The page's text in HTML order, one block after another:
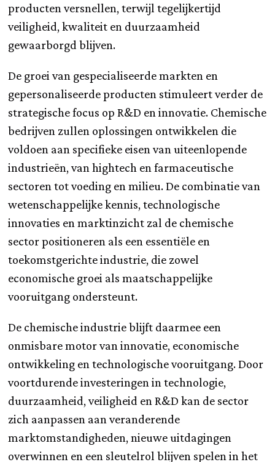
producten versnellen, terwijl tegelijkertijd
veiligheid, kwaliteit en duurzaamheid
gewaarborgd blijven.
De groei van gespecialiseerde markten en
gepersonaliseerde producten stimuleert verder de
strategische focus op R&D en innovatie. Chemische
bedrijven zullen oplossingen ontwikkelen die
voldoen aan specifieke eisen van uiteenlopende
industrieën, van hightech en farmaceutische
sectoren tot voeding en milieu. De combinatie van
wetenschappelijke kennis, technologische
innovaties en marktinzicht zal de chemische
sector positioneren als een essentiële en
toekomstgerichte industrie, die zowel
economische groei als maatschappelijke
vooruitgang ondersteunt.
De chemische industrie blijft daarmee een
onmisbare motor van innovatie, economische
ontwikkeling en technologische vooruitgang. Door
voortdurende investeringen in technologie,
duurzaamheid, veiligheid en R&D kan de sector
zich aanpassen aan veranderende
marktomstandigheden, nieuwe uitdagingen
overwinnen en een sleutelrol blijven spelen in het